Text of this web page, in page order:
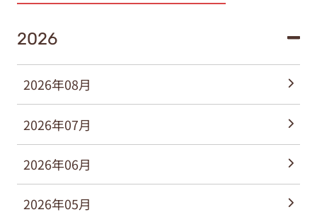
2026
2026年08月
2026年07月
2026年06月
2026年05月